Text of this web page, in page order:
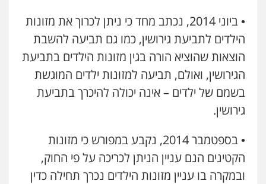
• ביוני 2014, נכתב מחד כי ניתן לכרוך את מזונות
הילדים לתביעת גירושין, כמו גם תביעה להשבת
הוצאות שהוציא הורה בגין מזונות הילדים בתביעת
הגירושין, ואולם, תביעה למזונות ילדים המוגשת
בשמם של ילדים – אינה יכולה להיכרך בתביעת
גירושין.
• בספטמבר 2014, נקבע במפורש כי מזונות
הקטינים הנם עניין הניתן לכריכה על פי החוק,
ובמקרה בו עניין מזונות הילדים נכרך תחילה כדין